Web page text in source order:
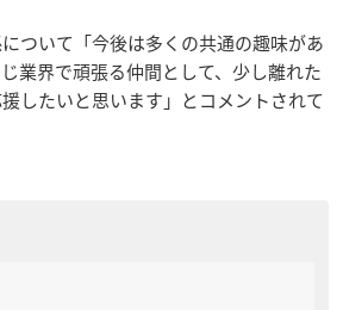
ついて「今後は多くの共通の趣味があ
業界で頑張る仲間として、少し離れた
したいと思います」とコメントされて